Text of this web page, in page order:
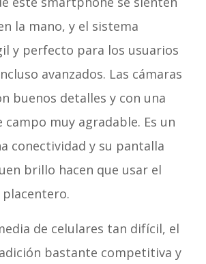
la mano, y el sistema
y perfecto para los usuarios
avanzados. Las cámaras
buenos detalles y con una
muy agradable. Es un
conectividad y su pantalla
brillo hacen que usar el
de celulares tan difícil, el
adición bastante competitiva y